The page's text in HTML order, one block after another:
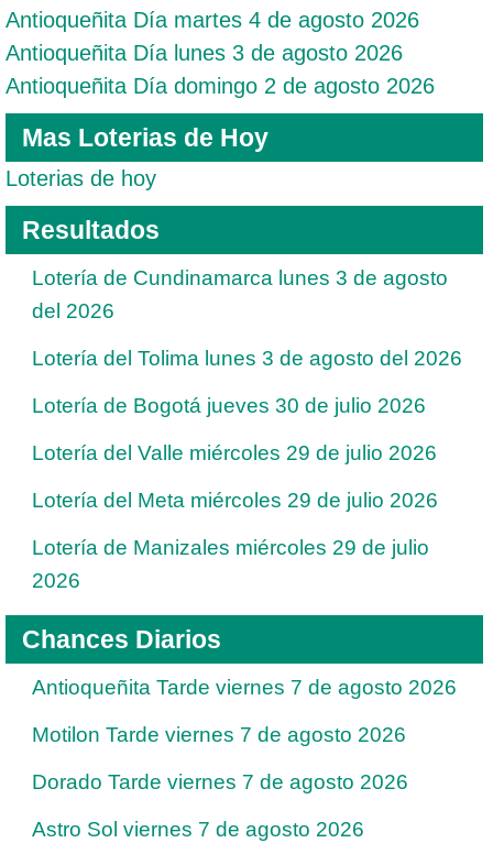
Antioqueñita Día martes 4 de agosto 2026
Antioqueñita Día lunes 3 de agosto 2026
Antioqueñita Día domingo 2 de agosto 2026
Mas Loterias de Hoy
Loterias de hoy
Resultados
Lotería de Cundinamarca lunes 3 de agosto
del 2026
Lotería del Tolima lunes 3 de agosto del 2026
Lotería de Bogotá jueves 30 de julio 2026
Lotería del Valle miércoles 29 de julio 2026
Lotería del Meta miércoles 29 de julio 2026
Lotería de Manizales miércoles 29 de julio
2026
Chances Diarios
Antioqueñita Tarde viernes 7 de agosto 2026
Motilon Tarde viernes 7 de agosto 2026
Dorado Tarde viernes 7 de agosto 2026
Astro Sol viernes 7 de agosto 2026